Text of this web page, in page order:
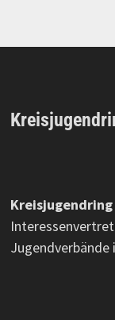
Kreisjugendring
Jugendverbände